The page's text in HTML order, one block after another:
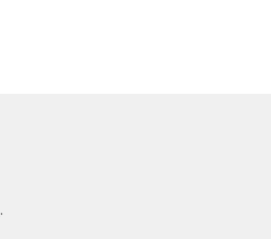
.